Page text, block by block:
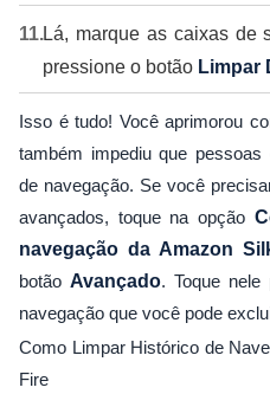
Lá, marque as caixas de
pressione o botão Limpar
Isso é tudo! Você aprimorou
também impediu que
de navegação. Se você
avançados, toque na opção
navegação da Amazon
botão Avançado. Toque nele
navegação que você pode
Como Limpar Histórico de
Fire